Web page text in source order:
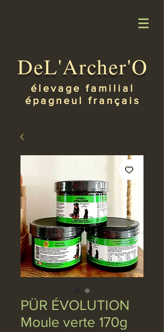
DeL'Archer'O
élevage familial
épagneul français
PÜR ÉVOLUTION
Moule verte 170g